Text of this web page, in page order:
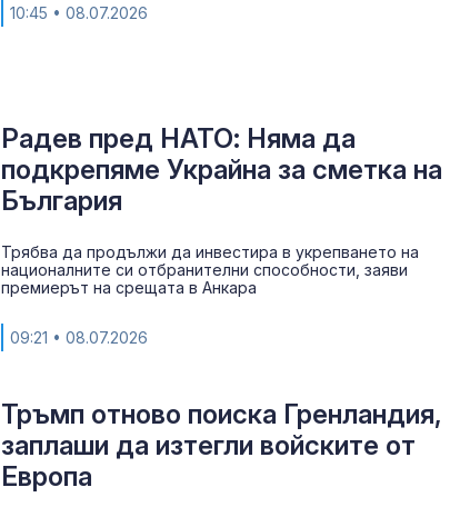
10:45 • 08.07.2026
Радев пред НАТО: Няма да
подкрепяме Украйна за сметка на
България
Трябва да продължи да инвестира в укрепването на
националните си отбранителни способности, заяви
премиерът на срещата в Анкара
09:21 • 08.07.2026
Тръмп отново поиска Гренландия,
заплаши да изтегли войските от
Европа